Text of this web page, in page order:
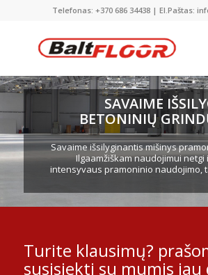
Telefonas: +370 686 34438 | El.Paštas:
SAVAIME
BETONINIŲ
Savaime išsilyginantis mišinys
Ilgaamžiškam naudojimui
intensyvaus pramoninio naudojimo,
Turite klausimų?
susisiekti su mumis jau